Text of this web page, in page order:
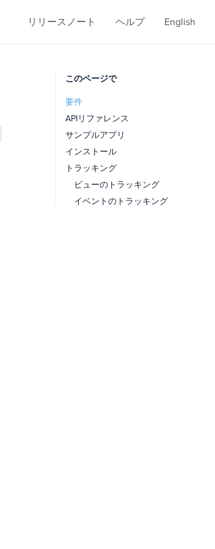
リリースノート ヘルプ English
このページで
要件
APIリファレンス
サンプルアプリ
インストール
トラッキング
ビューのトラッキング
イベントのトラッキング